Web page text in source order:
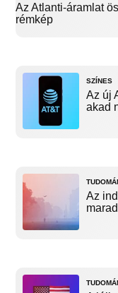
Az Atlanti-áramlat
rémkép
SZÍNES
Az új
akad
Az